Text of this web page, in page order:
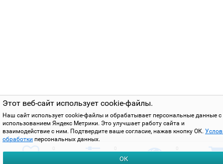
Этот веб-сайт использует cookie-файлы.
Наш сайт использует cookie-файлы и обрабатывает персональные данные с
использованием Яндекс Метрики. Это улучшает работу сайта и
взаимодействие с ним. Подтвердите ваше согласие, нажав кнопку ОК.
обработки персональных данных.
ОК